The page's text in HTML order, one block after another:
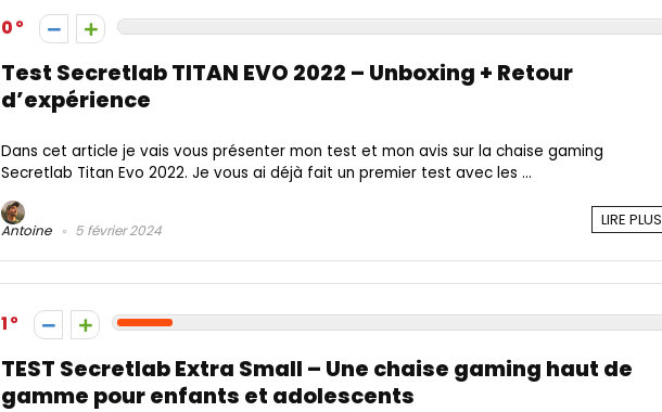
0
Test Secretlab TITAN EVO 2022 – Unboxing + Retour
d’expérience
Dans cet article je vais vous présenter mon test et mon avis sur la chaise gaming
Secretlab Titan Evo 2022. Je vous ai déjà fait un premier test avec les ...
Antoine 5 février 2024
LIRE PLUS
1
TEST Secretlab Extra Small – Une chaise gaming haut de
gamme pour enfants et adolescents